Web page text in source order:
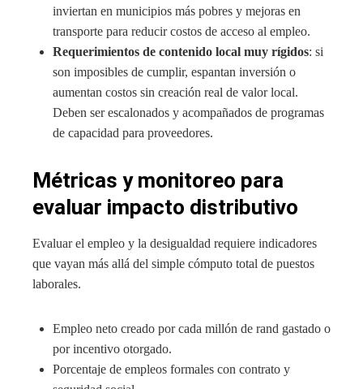
inviertan en municipios más pobres y mejoras en
transporte para reducir costos de acceso al empleo.
Requerimientos de contenido local muy rígidos: si
son imposibles de cumplir, espantan inversión o
aumentan costos sin creación real de valor local.
Deben ser escalonados y acompañados de programas
de capacidad para proveedores.
Métricas y monitoreo para
evaluar impacto distributivo
Evaluar el empleo y la desigualdad requiere indicadores
que vayan más allá del simple cómputo total de puestos
laborales.
Empleo neto creado por cada millón de rand gastado o
por incentivo otorgado.
Porcentaje de empleos formales con contrato y